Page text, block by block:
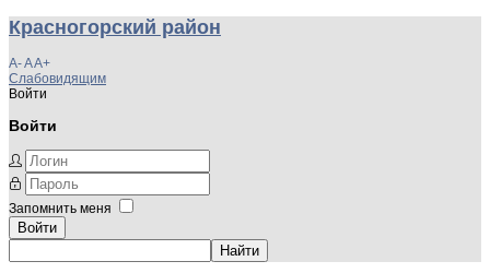
Красногорский район
A-AA+
Слабовидящим
Войти
Войти
Запомнить меня
Войти